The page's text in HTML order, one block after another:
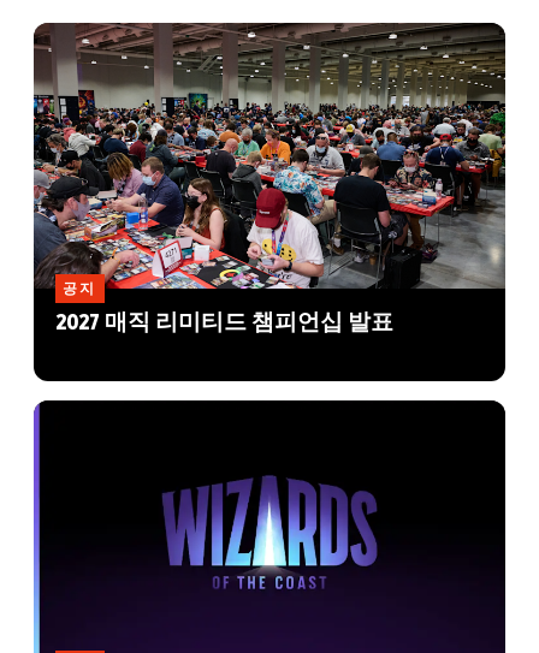
공지
2027 매직 리미티드 챔피언십 발표